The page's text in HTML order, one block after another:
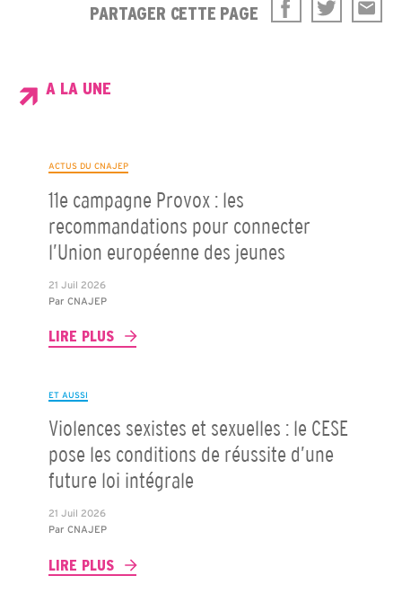
PARTAGER CETTE PAGE
A LA UNE
ACTUS DU CNAJEP
11e campagne Provox : les
recommandations pour connecter
l’Union européenne des jeunes
21 Juil 2026
Par CNAJEP
LIRE PLUS
ET AUSSI
Violences sexistes et sexuelles : le CESE
pose les conditions de réussite d’une
future loi intégrale
21 Juil 2026
Par CNAJEP
LIRE PLUS